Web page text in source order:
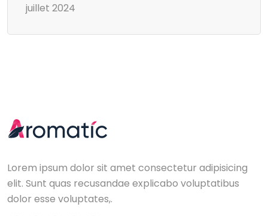
juillet 2024
Lorem ipsum dolor sit amet consectetur adipisicing
elit. Sunt quas recusandae explicabo voluptatibus
dolor esse voluptates,.